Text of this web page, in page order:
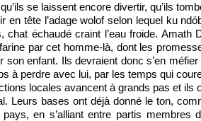
se laissent encore divertir, qu’ils
en tête l’adage wolof selon lequel ku
chat échaudé craint l’eau froide.
par cet homme-là, dont les
son enfant. Ils devraient donc s’en
à perdre avec lui, par les temps qui
locales avancent à grands pas et ils
Leurs bases ont déjà donné le ton,
en s’alliant entre partis